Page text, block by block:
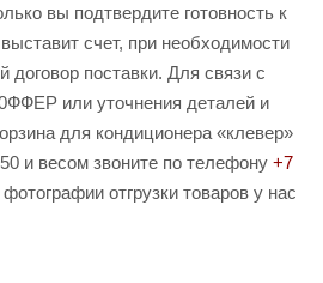
вы подтвердите готовность к
счет, при необходимости
договор поставки. Для связи с
или уточнения деталей и
для кондиционера «клевер»
и весом звоните по телефону +7
отгрузки товаров у нас